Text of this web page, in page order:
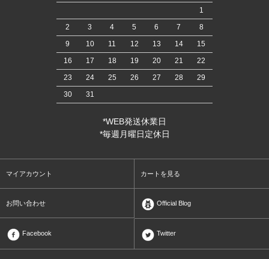
1
2
3 4 5 6 7
8
9
10 11 12 13 14
15
16
17 18 19 20 21
22
23
24 25 26 27 28
29
30
31
*WEB発送休業日
*毎週月曜日定休日
マイアカウント カートを見る
お問い合わせ Official Blog
Facebook Twitter